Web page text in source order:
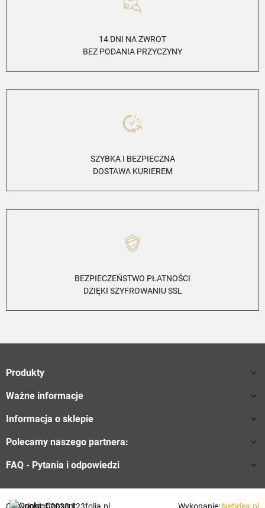
14 DNI NA ZWROT
BEZ PODANIA PRZYCZYNY
SZYBKA I BEZPIECZNA
DOSTAWA KURIEREM
BEZPIECZEŃSTWO PŁATNOŚCI
DZIĘKI SZYFROWANIU SSL
Produkty 
Ważne informacje 
Informacja o sklepie 
Polecamy naszego partnera: 
FAQ - Pytania i odpowiedzi 